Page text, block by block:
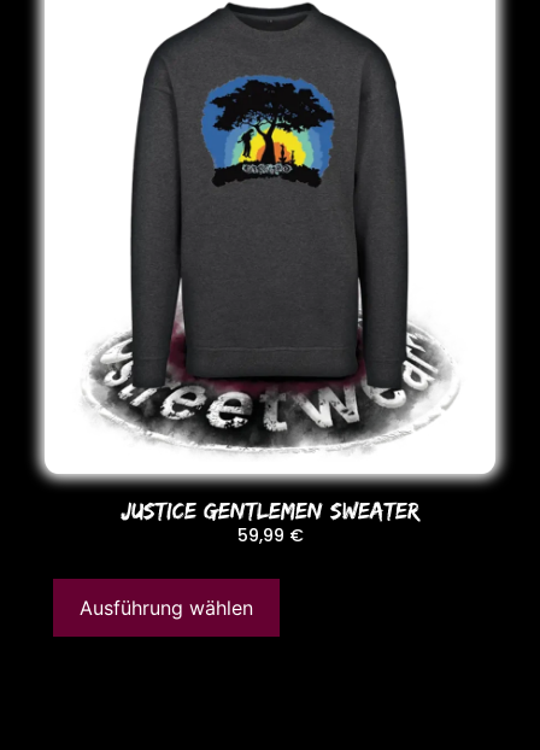
JUSTICE GENTLEMEN SWEATER
59,99 €
Ausführung wählen